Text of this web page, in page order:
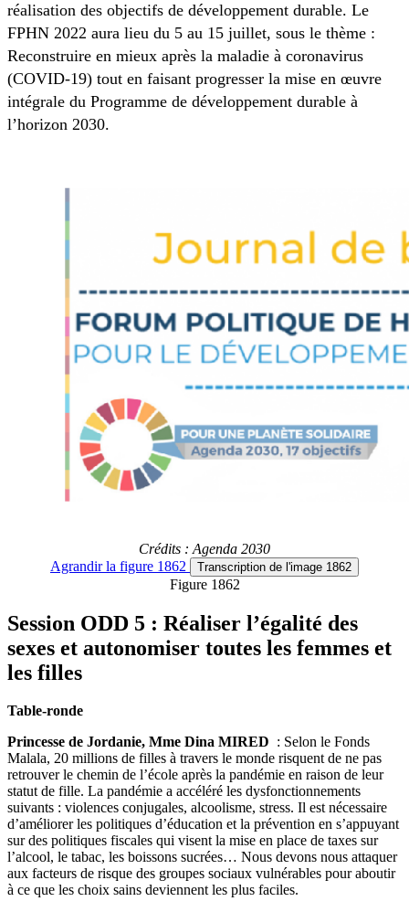
réalisation des objectifs de développement durable. Le
FPHN 2022 aura lieu du 5 au 15 juillet, sous le thème :
Reconstruire en mieux après la maladie à coronavirus
(COVID-19) tout en faisant progresser la mise en œuvre
intégrale du Programme de développement durable à
l’horizon 2030.
Crédits : Agenda 2030
Agrandirla figure 1862 Transcription de l'image 1862
Figure 1862
Session ODD 5 : Réaliser l’égalité des
sexes et autonomiser toutes les femmes et
les filles
Table-ronde
Princesse de Jordanie, Mme Dina MIRED : Selon le Fonds
Malala, 20 millions de filles à travers le monde risquent de ne pas
retrouver le chemin de l’école après la pandémie en raison de leur
statut de fille. La pandémie a accéléré les dysfonctionnements
suivants : violences conjugales, alcoolisme, stress. Il est nécessaire
d’améliorer les politiques d’éducation et la prévention en s’appuyant
sur des politiques fiscales qui visent la mise en place de taxes sur
l’alcool, le tabac, les boissons sucrées… Nous devons nous attaquer
aux facteurs de risque des groupes sociaux vulnérables pour aboutir
à ce que les choix sains deviennent les plus faciles.